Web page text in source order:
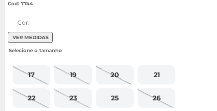
: 7744
Cor:
VER MEDIDAS
17 19 20 21
22 23 25 26